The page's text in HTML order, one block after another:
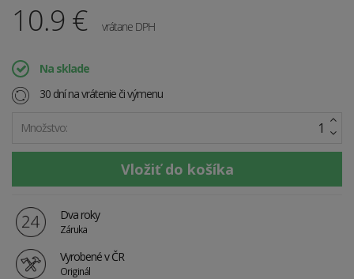
10.9 € vrátane DPH
Na sklade
30 dní na vrátenie či výmenu
Množstvo:
Dva roky
Záruka
Vyrobené v ČR
Originál